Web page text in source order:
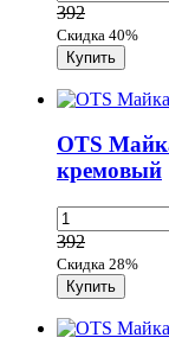
392
Скидка 40%
OTS
кремовый
392
Скидка 28%